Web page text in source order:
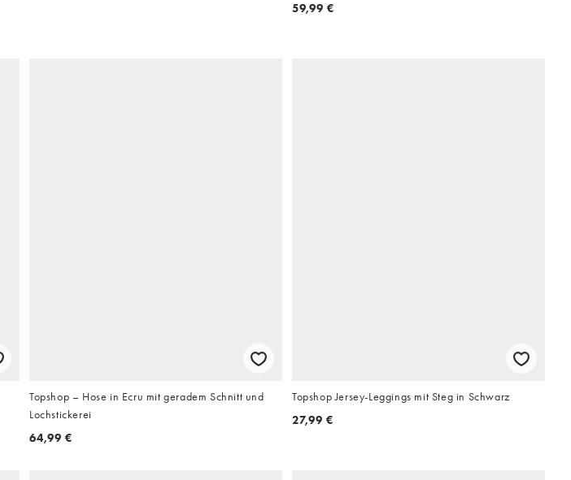
59,99 €
Topshop – Hose in Ecru mit geradem Schnitt und
Lochstickerei
64,99 €
Topshop Jersey-Leggings mit Steg in Schwarz
27,99 €